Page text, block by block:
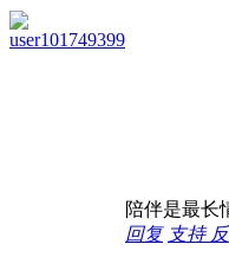
user101749399
陪伴是最长
回复 支持